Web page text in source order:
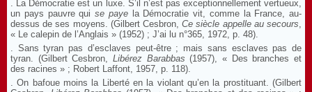
. La Démocratie est un luxe. S’il n’est pas exceptionnellement vertueux,
un pays pauvre qui se payela Démocratie vit, comme la France, au-
dessus de ses moyens. (Gilbert Cesbron,Ce siècle appelle au secours,
« Le calepin de l’Anglais » (1952) ; J’ai lu n°365, 1972, p. 48).
. Sans tyran pas d’esclaves peut-être ; mais sans esclaves pas de
tyran. (Gilbert Cesbron, Libérez Barabbas (1957), « Des branches et
des racines » ; Robert Laffont, 1957, p. 118).
. On bafoue moins la Liberté en la violant qu’en la prostituant. (Gilbert